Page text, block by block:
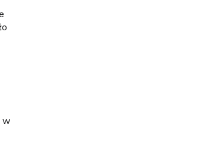
w